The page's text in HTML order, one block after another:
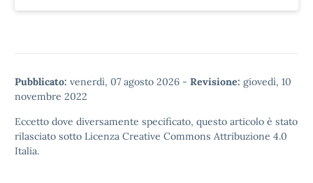
Pubblicato: venerdì, 07 agosto 2026 - Revisione: giovedì, 10
novembre 2022
Eccetto dove diversamente specificato, questo articolo è stato
rilasciato sotto Licenza Creative Commons Attribuzione 4.0
Italia.